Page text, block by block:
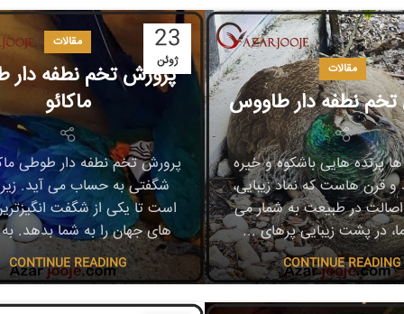
مقالات
نطفه دار طاووس
پرنده هایی باشکوه و خیره
و قرن هاست که نماد زیبایی،
در طبیعت به شمار می
در پشت زیبایی پرهای ...
CONTINUE READING
23
ژوئن
مقالات
پرورش تخم نطفه
ماکائو
پرورش تخم نطفه دار طوطی
شگفتی به حساب می آید. زیرا
است تا یکی از شگفت
های جهان را به شما بدهد.
CONTINUE READING